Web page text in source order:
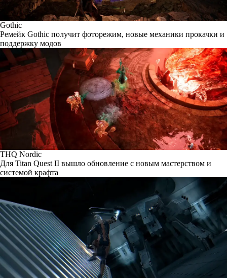
Gothic
Ремейк Gothic получит фоторежим, новые механики прокачки и
поддержку модов
THQ Nordic
Для Titan Quest II вышло обновление с новым мастерством и
системой крафта